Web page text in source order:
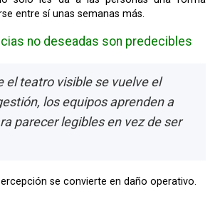
entre sí unas semanas más.
no deseadas son predecibles
el teatro visible se vuelve el
los equipos aprenden a
parecer legibles en vez de ser
se convierte en daño operativo.